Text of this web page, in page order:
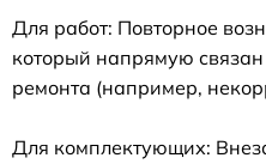
Для работ: Повторное
который напрямую
ремонта (например,
Для комплектующих: